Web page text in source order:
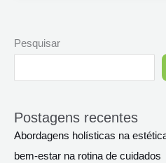
Black
Friday
Pesquisar
Postagens recentes
Abordagens holísticas na
bem-estar na rotina de cuidados